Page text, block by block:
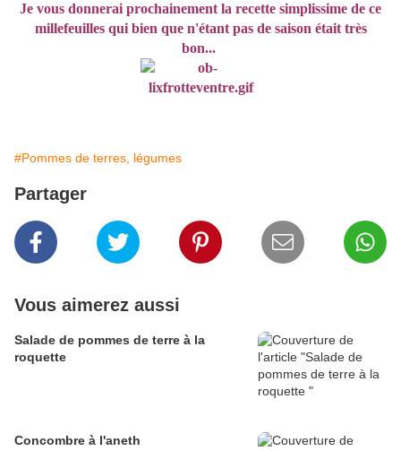
Je vous donnerai prochainement la recette simplissime de ce
millefeuilles qui bien que n'étant pas de saison était très
bon...
#Pommes de terres, légumes
Partager
Vous aimerez aussi
Salade de pommes de terre à la
roquette
Concombre à l'aneth